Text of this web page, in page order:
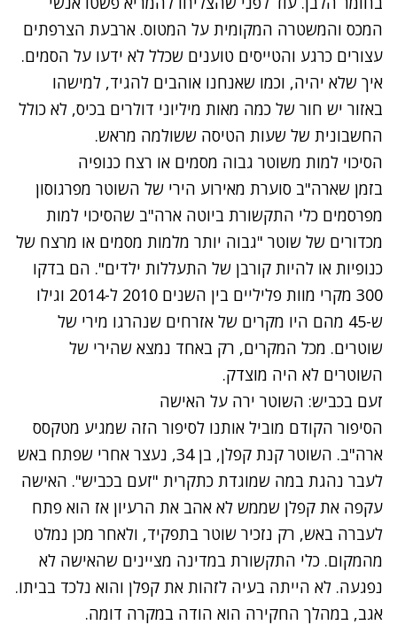
המכס והמשטרה המקומית על המטוס. ארבעת הצרפתים
עצורים כרגע והטייסים טוענים שכלל לא ידעו על הסמים.
איך שלא יהיה, וכמו שאנחנו אוהבים להגיד, למישהו
באזור יש חור של כמה מאות מיליוני דולרים בכיס, לא כולל
החשבונית של שעות הטיסה ששולמה מראש.
הסיכוי למות משוטר גבוה מסמים או רצח כנופיה
בזמן שארה"ב סוערת מאירוע הירי של השוטר מפרגוסון
מפרסמים כלי התקשורת ביוטה ארה"ב שהסיכוי למות
מכדורים של שוטר "גבוה יותר מלמות מסמים או מרצח של
כנופיות או להיות קורבן של התעללות ילדים". הם בדקו
300 מקרי מוות פליליים בין השנים 2010 ל-2014 וגילו
ש-45 מהם היו מקרים של אזרחים שנהרגו מירי של
שוטרים. מכל המקרים, רק באחד נמצא שהירי של
השוטרים לא היה מוצדק.
זעם בכביש: השוטר ירה על האישה
הסיפור הקודם מוביל אותנו לסיפור הזה שמגיע מטקסס
ארה"ב. השוטר קנת קפלן, בן 34,
נעצר אחרי שפתח באש
לעבר נהגת במה שמוגדת כתקרית "זעם בכביש". האישה
עקפה את קפלן שממש לא אהב את הרעיון אז הוא פתח
לעברה באש, רק נזכיר שוטר בתפקיד, ולאחר מכן נמלט
מהמקום. כלי התקשורת במדינה מציינים שהאישה לא
נפגעה. לא הייתה בעיה לזהות את קפלן והוא נלכד בביתו.
אגב, במהלך החקירה הוא הודה במקרה דומה.